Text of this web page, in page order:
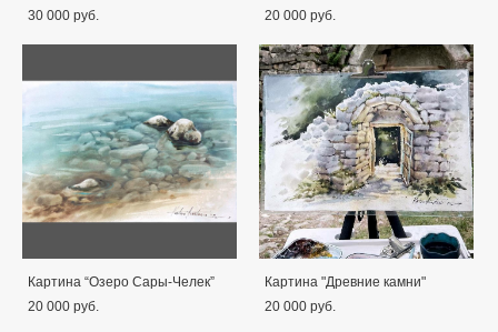
30 000 pуб.
20 000 pуб.
Картина “Озеро Сары-Челек”
20 000 pуб.
Картина "Древние камни"
20 000 pуб.